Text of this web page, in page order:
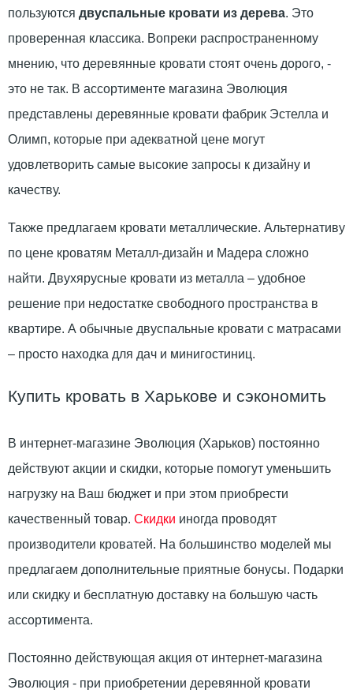
пользуются двуспальные кровати из дерева. Это
проверенная классика. Вопреки распространенному
мнению, что деревянные кровати стоят очень дорого, -
это не так. В ассортименте магазина Эволюция
представлены деревянные кровати фабрик Эстелла и
Олимп, которые при адекватной цене могут
удовлетворить самые высокие запросы к дизайну и
качеству.
Также предлагаем кровати металлические. Альтернативу
по цене кроватям Металл-дизайн и Мадера сложно
найти. Двухярусные кровати из металла – удобное
решение при недостатке свободного пространства в
квартире. А обычные двуспальные кровати с матрасами
– просто находка для дач и минигостиниц.
Купить кровать в Харькове и сэкономить
В интернет-магазине Эволюция (Харьков) постоянно
действуют акции и скидки, которые помогут уменьшить
нагрузку на Ваш бюджет и при этом приобрести
качественный товар. Скидки иногда проводят
производители кроватей. На большинство моделей мы
предлагаем дополнительные приятные бонусы. Подарки
или скидку и бесплатную доставку на большую часть
ассортимента.
Постоянно действующая акция от интернет-магазина
Эволюция - при приобретении деревянной кровати